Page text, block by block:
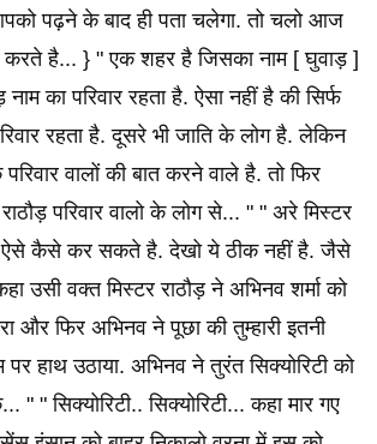
पढ़ने के बाद ही पता चलेगा. तो चलो आज
करते है... } " एक शहर है जिसका नाम [ घुवाड़ ]
का परिवार रहता है. ऐसा नहीं है की सिर्फ
रहता है. दूसरे भी जाति के लोग है. लेकिन
वालों की बात करने वाले है. तो फिर
परिवार वालो के लोग से... " " अरे मिस्टर
ऐसे कैसे कर सकते है. देखो ये ठीक नहीं है. जैसे
उसी वक्त मिस्टर राठौड़ ने अभिनव शर्मा को
और फिर अभिनव ने पूछा की तुम्हारी इतनी
हाथ उठाया. अभिनव ने तुरंत सिक्योरिटी को
" " सिक्योरिटी.. सिक्योरिटी... कहा मार गए